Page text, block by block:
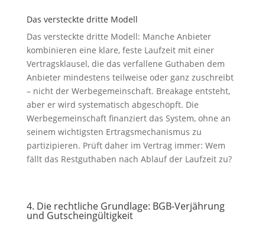
Das versteckte dritte Modell
Das versteckte dritte Modell: Manche Anbieter
kombinieren eine klare, feste Laufzeit mit einer
Vertragsklausel, die das verfallene Guthaben dem
Anbieter mindestens teilweise oder ganz zuschreibt
– nicht der Werbegemeinschaft. Breakage entsteht,
aber er wird systematisch abgeschöpft. Die
Werbegemeinschaft finanziert das System, ohne an
seinem wichtigsten Ertragsmechanismus zu
partizipieren. Prüft daher im Vertrag immer: Wem
fällt das Restguthaben nach Ablauf der Laufzeit zu?
4. Die rechtliche Grundlage: BGB-Verjährung
und Gutscheingültigkeit